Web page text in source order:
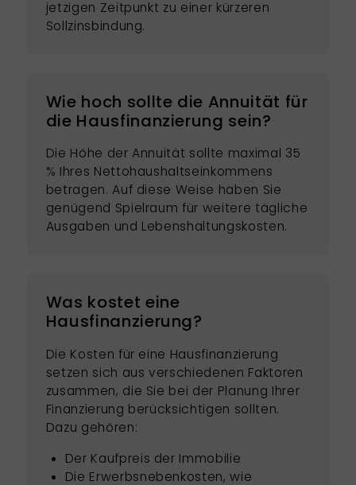
jetzigen Zeitpunkt zu einer kürzeren
Sollzinsbindung.
Wie hoch sollte die Annuität für
die Hausfinanzierung sein?
Die Höhe der Annuität sollte maximal 35
% Ihres Nettohaushaltseinkommens
betragen. Auf diese Weise haben Sie
genügend Spielraum für weitere tägliche
Ausgaben und Lebenshaltungskosten.
Was kostet eine
Hausfinanzierung?
Die Kosten für eine Hausfinanzierung
setzen sich aus verschiedenen Faktoren
zusammen, die Sie bei der Planung Ihrer
Finanzierung berücksichtigen sollten.
Dazu gehören:
Der Kaufpreis der Immobilie
Die Erwerbsnebenkosten, wie